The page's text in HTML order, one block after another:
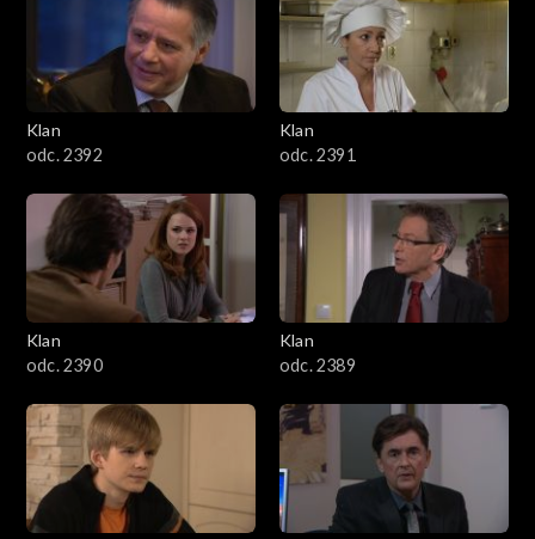
3201–3300
3101–3200
3001–3100
2901–3000
2801–2900
2701–2800
2501–2600
2401–2500
Klan
odc. 2392
Klan
odc. 2391
Klan
odc. 2390
Klan
odc. 2389